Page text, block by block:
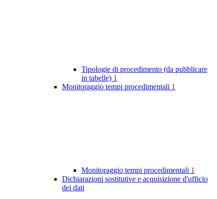
Tipologie di procedimento (da pubblicare
in tabelle) 1
Monitoraggio tempi procedimentali 1
Monitoraggio tempi procedimentali 1
Dichiarazioni sostitutive e acquisizione d'ufficio
dei dati